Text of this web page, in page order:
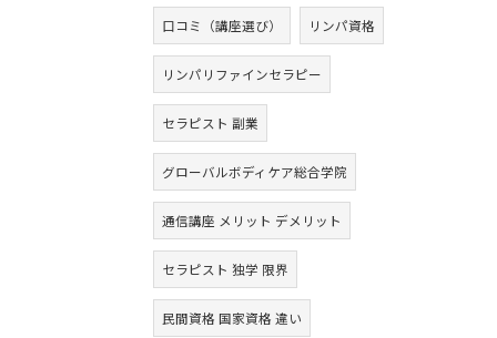
口コミ（講座選び） リンパ資格
リンパリファインセラピー
セラピスト 副業
グローバルボディケア総合学院
通信講座 メリット デメリット
セラピスト 独学 限界
民間資格 国家資格 違い